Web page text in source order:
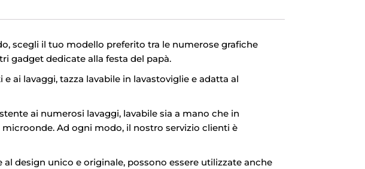
scegli il tuo modello preferito tra le numerose grafiche
gadget dedicate alla festa del papà.
ai lavaggi, tazza lavabile in lavastoviglie e adatta al
ai numerosi lavaggi, lavabile sia a mano che in
Ad ogni modo, il nostro servizio clienti è
al design unico e originale, possono essere utilizzate anche